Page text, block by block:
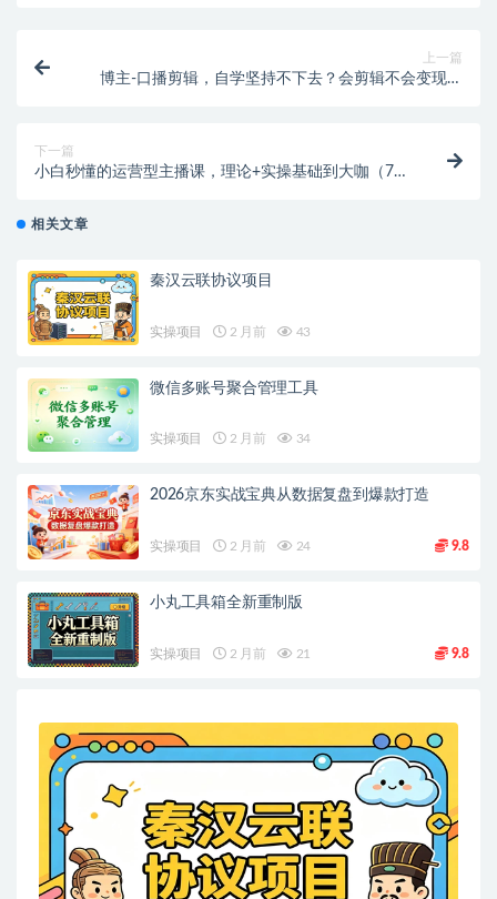
上一篇
博主-口播剪辑，自学坚持不下去？会剪辑不会变现？
下一篇
小白秒懂的运营型主播课，理论+实操基础到大咖（7节
相关文章
秦汉云联协议项目
实操项目 2 月前 43
微信多账号聚合管理工具
实操项目 2 月前 34
2026京东实战宝典从数据复盘到爆款打造
实操项目 2 月前 24 9.8
小丸工具箱全新重制版
实操项目 2 月前 21 9.8